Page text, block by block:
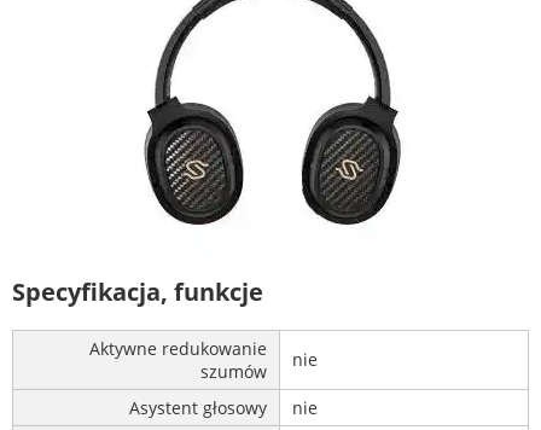
Specyfikacja, funkcje
Aktywne redukowanie
szumów
nie
Asystent głosowy
nie